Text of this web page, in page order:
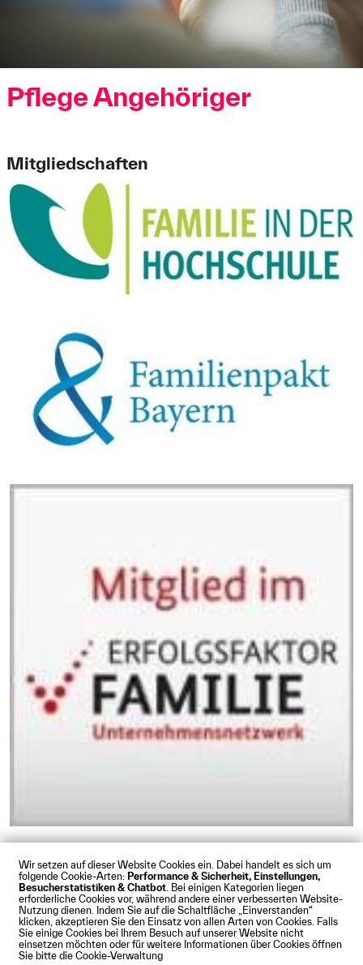
Wir setzen auf dieser Website Cookies ein. Dabei handelt es sich um
folgende Cookie-Arten: Performance & Sicherheit, Einstellungen,
Besucherstatistiken & Chatbot . Bei einigen Kategorien liegen
erforderliche Cookies vor, während andere einer verbesserten Website-
Nutzung dienen. Indem Sie auf die Schaltfläche „Einverstanden“
klicken, akzeptieren Sie den Einsatz von allen Arten von Cookies. Falls
Sie einige Cookies bei Ihrem Besuch auf unserer Website nicht
einsetzen möchten oder für weitere Informationen über Cookies öffnen
Sie bitte die Cookie-Verwaltung
Pflege Angehöriger
Mitgliedschaften
Impressum Datenschutz Cookies
Barrierefreiheit
Kontakt Presse Anfahrt Intranet Webmail
© Technische Hochschule Augsburg